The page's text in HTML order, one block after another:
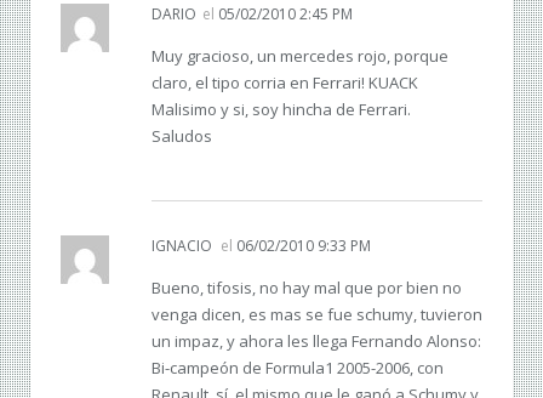
DARIO el 05/02/2010 2:45 PM
Muy gracioso, un mercedes rojo, porque
claro, el tipo corria en Ferrari! KUACK
Malisimo y si, soy hincha de Ferrari.
Saludos
IGNACIO el 06/02/2010 9:33 PM
Bueno, tifosis, no hay mal que por bien no
venga dicen, es mas se fue schumy, tuvieron
un impaz, y ahora les llega Fernando Alonso:
Bi-campeón de Formula1 2005-2006, con